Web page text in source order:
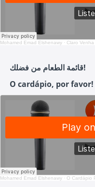
Mohamed Emad Elshenawy · Claro
قائمة الطعام من فضلك!
O cardápio, por favor!
Mohamed Emad Elshenawy · O Cardápio